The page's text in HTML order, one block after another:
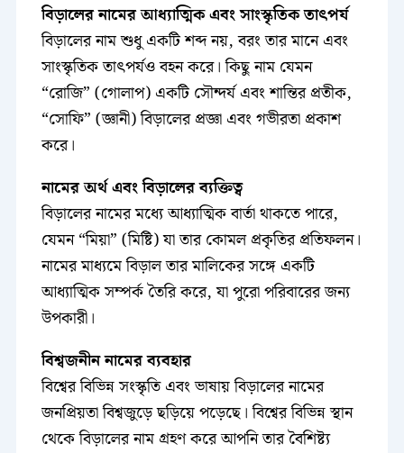
বিড়ালের নামের আধ্যাত্মিক এবং সাংস্কৃতিক তাৎপর্য
বিড়ালের নাম শুধু একটি শব্দ নয়, বরং তার মানে এবং
সাংস্কৃতিক তাৎপর্যও বহন করে। কিছু নাম যেমন
“রোজি” (গোলাপ) একটি সৌন্দর্য এবং শান্তির প্রতীক,
“সোফি” (জ্ঞানী) বিড়ালের প্রজ্ঞা এবং গভীরতা প্রকাশ
করে।
নামের অর্থ এবং বিড়ালের ব্যক্তিত্ব
বিড়ালের নামের মধ্যে আধ্যাত্মিক বার্তা থাকতে পারে,
যেমন “মিয়া” (মিষ্টি) যা তার কোমল প্রকৃতির প্রতিফলন।
নামের মাধ্যমে বিড়াল তার মালিকের সঙ্গে একটি
আধ্যাত্মিক সম্পর্ক তৈরি করে, যা পুরো পরিবারের জন্য
উপকারী।
বিশ্বজনীন নামের ব্যবহার
বিশ্বের বিভিন্ন সংস্কৃতি এবং ভাষায় বিড়ালের নামের
জনপ্রিয়তা বিশ্বজুড়ে ছড়িয়ে পড়েছে। বিশ্বের বিভিন্ন স্থান
থেকে বিড়ালের নাম গ্রহণ করে আপনি তার বৈশিষ্ট্য